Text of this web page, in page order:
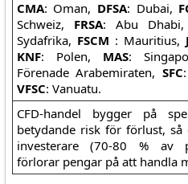
CMA: Oman, DFSA: Dubai,
Schweiz, FRSA: Abu Dhabi,
Sydafrika, FSCM : Mauritius,
KNF: Polen, MAS:
Förenade Arabemiraten, SFC
VFSC: Vanuatu.
CFD-handel bygger på
betydande risk för förlust,
investerare (70-80 % av
förlorar pengar på att handla